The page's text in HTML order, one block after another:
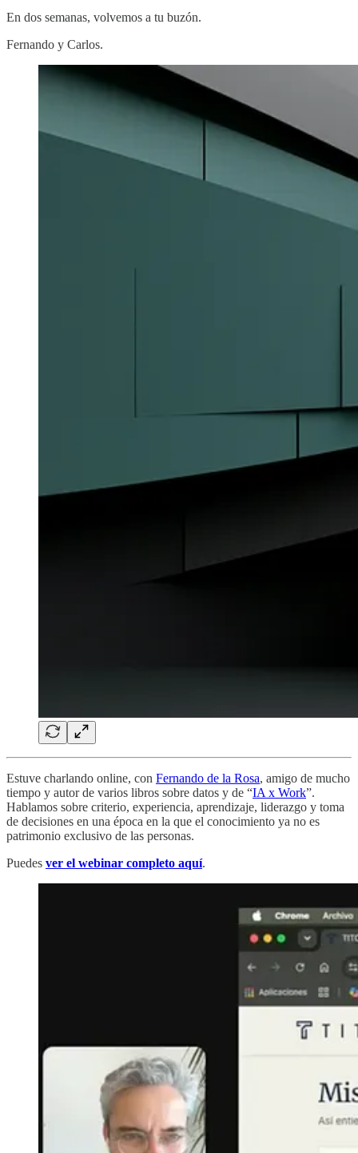
En dos semanas, volvemos a tu buzón.
Fernando y Carlos.
Estuve charlando online, con Fernando de la Rosa, amigo de mucho
tiempo y autor de varios libros sobre datos y de “IA x Work”.
Hablamos sobre criterio, experiencia, aprendizaje, liderazgo y toma
de decisiones en una época en la que el conocimiento ya no es
patrimonio exclusivo de las personas.
Puedes ver el webinar completo aquí.